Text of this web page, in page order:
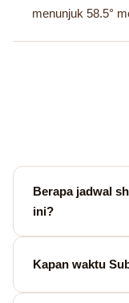
menunjuk 58.5°
Berapa jadwal
ini?
Kapan waktu